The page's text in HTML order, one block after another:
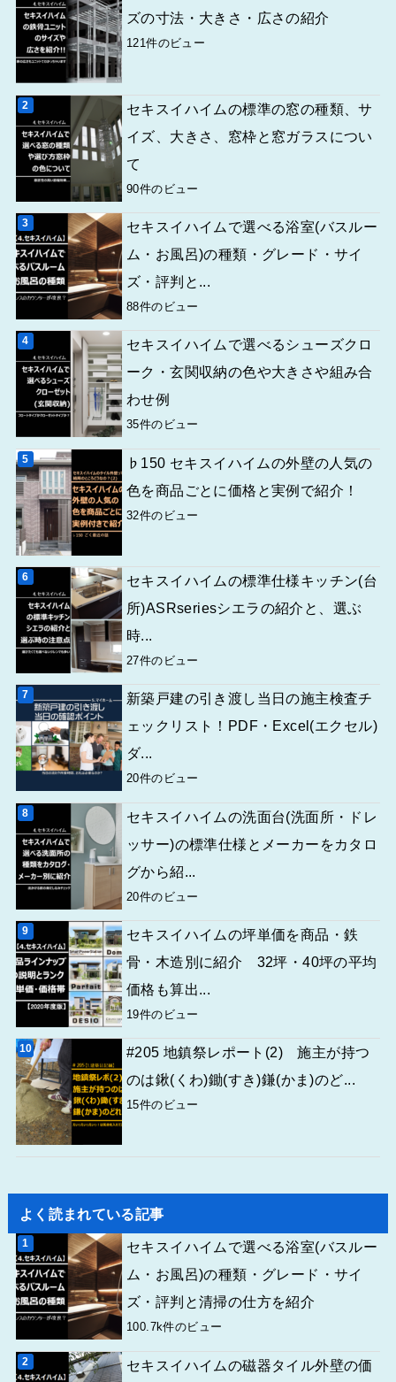
ズの寸法・大きさ・広さの紹介
121件のビュー
セキスイハイムの標準の窓の種類、サ
イズ、大きさ、窓枠と窓ガラスについ
て
90件のビュー
セキスイハイムで選べる浴室(バスルー
ム・お風呂)の種類・グレード・サイ
ズ・評判と...
88件のビュー
セキスイハイムで選べるシューズクロ
ーク・玄関収納の色や大きさや組み合
わせ例
35件のビュー
♭150 セキスイハイムの外壁の人気の
色を商品ごとに価格と実例で紹介！
32件のビュー
セキスイハイムの標準仕様キッチン(台
所)ASRseriesシエラの紹介と、選ぶ
時...
27件のビュー
新築戸建の引き渡し当日の施主検査チ
ェックリスト！PDF・Excel(エクセル)
ダ...
20件のビュー
セキスイハイムの洗面台(洗面所・ドレ
ッサー)の標準仕様とメーカーをカタロ
グから紹...
20件のビュー
セキスイハイムの坪単価を商品・鉄
骨・木造別に紹介 32坪・40坪の平均
価格も算出...
19件のビュー
#205 地鎮祭レポート(2) 施主が持つ
のは鍬(くわ)鋤(すき)鎌(かま)のど...
15件のビュー
よく読まれている記事
セキスイハイムで選べる浴室(バスルー
ム・お風呂)の種類・グレード・サイ
ズ・評判と清掃の仕方を紹介
100.7k件のビュー
セキスイハイムの磁器タイル外壁の価